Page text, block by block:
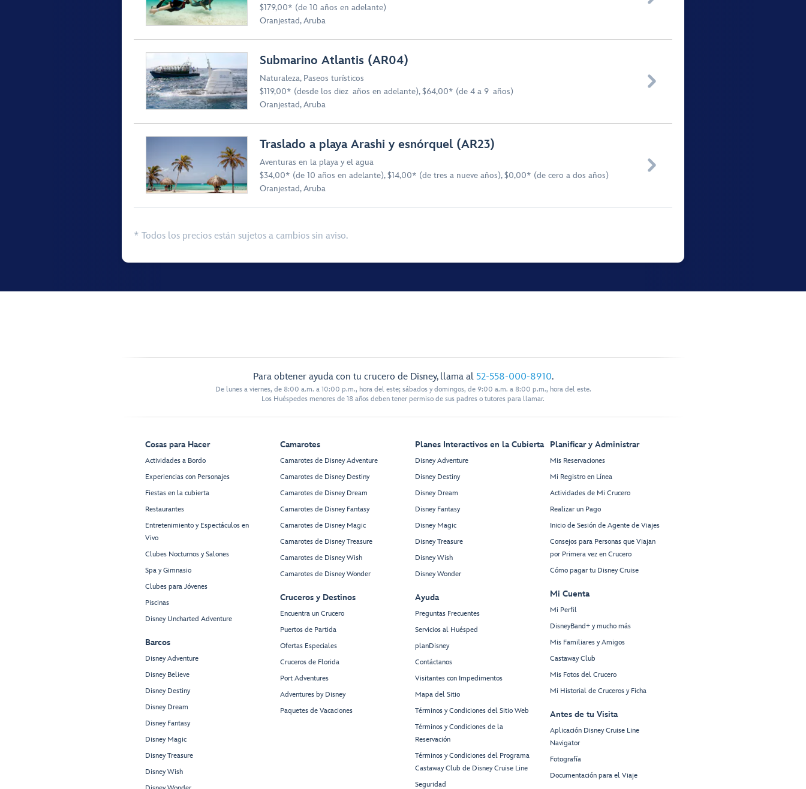
$179,00* (de 10 años en adelante)
Oranjestad, Aruba
Submarino Atlantis (AR04)
Naturaleza, Paseos turísticos
$119,00* (desde los diez años en adelante), $64,00* (de 4 a 9 años)
Oranjestad, Aruba

Traslado a playa Arashi y esnórquel (AR23)
Aventuras en la playa y el agua
$34,00* (de 10 años en adelante), $14,00* (de tres a nueve años), $0,00* (de cero a dos años)
Oranjestad, Aruba

* Todos los precios están sujetos a cambios sin aviso.
Para obtener ayuda con tu crucero de Disney, llama al 52-558-000-8910.
De lunes a viernes, de 8:00 a.m. a 10:00 p.m., hora del este; sábados y domingos, de 9:00 a.m. a 8:00 p.m., hora del este.
Los Huéspedes menores de 18 años deben tener permiso de sus padres o tutores para llamar.
Cosas para Hacer
Actividades a Bordo
Experiencias con Personajes
Fiestas en la cubierta
Restaurantes
Entretenimiento y Espectáculos en
Vivo
Clubes Nocturnos y Salones
Spa y Gimnasio
Clubes para Jóvenes
Piscinas
Disney Uncharted Adventure
Barcos
Disney Adventure
Disney Believe
Disney Destiny
Disney Dream
Disney Fantasy
Disney Magic
Disney Treasure
Disney Wish
Camarotes
Camarotes de Disney Adventure
Camarotes de Disney Destiny
Camarotes de Disney Dream
Camarotes de Disney Fantasy
Camarotes de Disney Magic
Camarotes de Disney Treasure
Camarotes de Disney Wish
Camarotes de Disney Wonder
Cruceros y Destinos
Encuentra un Crucero
Puertos de Partida
Ofertas Especiales
Cruceros de Florida
Port Adventures
Adventures by Disney
Paquetes de Vacaciones
Planes Interactivos en la Cubierta
Disney Adventure
Disney Destiny
Disney Dream
Disney Fantasy
Disney Magic
Disney Treasure
Disney Wish
Disney Wonder
Ayuda
Preguntas Frecuentes
Servicios al Huésped
planDisney
Contáctanos
Visitantes con Impedimentos
Mapa del Sitio
Términos y Condiciones del Sitio Web
Términos y Condiciones de la
Reservación
Términos y Condiciones del Programa
Castaway Club de Disney Cruise Line
Seguridad
Planificar y Administrar
Mis Reservaciones
Mi Registro en Línea
Actividades de Mi Crucero
Realizar un Pago
Inicio de Sesión de Agente de Viajes
Consejos para Personas que Viajan
por Primera vez en Crucero
Cómo pagar tu Disney Cruise
Mi Cuenta
Mi Perfil
DisneyBand+ y mucho más
Mis Familiares y Amigos
Castaway Club
Mis Fotos del Crucero
Mi Historial de Cruceros y Ficha
Antes de tu Visita
Aplicación Disney Cruise Line
Navigator
Fotografía
Documentación para el Viaje